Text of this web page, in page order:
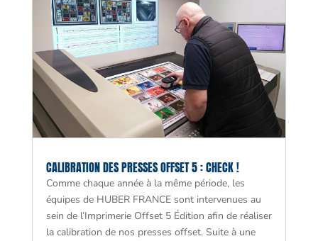
CALIBRATION DES PRESSES OFFSET 5 : CHECK !
Comme chaque année à la même période, les
équipes de HUBER FRANCE sont intervenues au
sein de l’Imprimerie Offset 5 Édition afin de réaliser
la calibration de nos presses offset. Suite à une